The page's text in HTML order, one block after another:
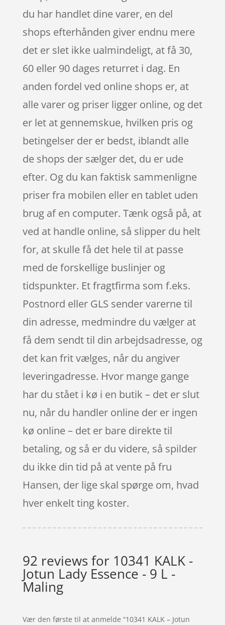
du har handlet dine varer, en del
shops efterhånden giver endnu mere
det er slet ikke ualmindeligt, at få 30,
60 eller 90 dages returret i dag. En
anden fordel ved online shops er, at
alle varer og priser ligger online, og det
er let at gennemskue, hvilken pris og
betingelser der er bedst, iblandt alle
de shops der sælger det, du er ude
efter. Og du kan faktisk sammenligne
priser fra mobilen eller en tablet uden
brug af en computer. Tænk også på, at
ved at handle online, så slipper du helt
for, at skulle få det hele til at passe
med de forskellige buslinjer og
tidspunkter. Et fragtfirma som f.eks.
Postnord eller GLS sender varerne til
din adresse, medmindre du vælger at
få dem sendt til din arbejdsadresse, og
det kan frit vælges, når du angiver
leveringadresse. Hvor mange gange
har du stået i kø i en butik – det er slut
nu, når du handler online der er ingen
kø online – det er bare direkte til
betaling, og så er du videre, så spilder
du ikke din tid på at vente på fru
Hansen, der lige skal spørge om, hvad
hver enkelt ting koster.
92 reviews for 10341 KALK -
Jotun Lady Essence - 9 L -
Maling
Vær den første til at anmelde “10341 KALK – Jotun